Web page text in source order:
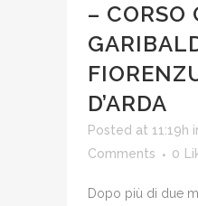
– CORSO
D’ARDA
Posted at 11:19h
Comments
0
Dopo più di due